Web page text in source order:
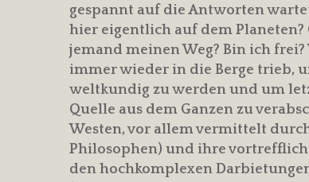
gespannt auf die Antworten
hier eigentlich auf dem Planeten?
jemand meinen Weg? Bin ich
immer wieder in die Berge trieb,
weltkundig zu werden und um
Quelle aus dem Ganzen zu
Westen, vor allem vermittelt
Philosophen) und ihre
den hochkomplexen